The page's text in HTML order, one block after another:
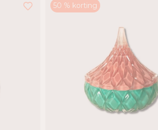
50 % korting